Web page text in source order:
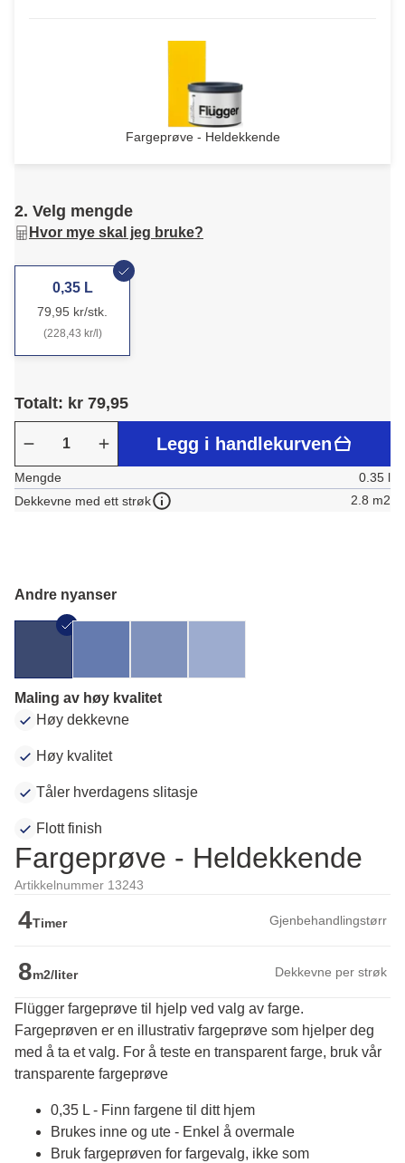
Fargeprøve - Heldekkende
2. Velg mengde
Hvor mye skal jeg bruke?
0,35 L
79,95 kr/stk.
(228,43 kr/l)
Totalt: kr 79,95
Legg i handlekurven
Mengde
0.35 l
Dekkevne med ett strøk
2.8 m2
Andre nyanser
Maling av høy kvalitet
Høy dekkevne
Høy kvalitet
Tåler hverdagens slitasje
Flott finish
Fargeprøve - Heldekkende
Artikkelnummer 13243
4Timer Gjenbehandlingstørr
8m2/liter Dekkevne per strøk
Flügger fargeprøve til hjelp ved valg av farge.
Fargeprøven er en illustrativ fargeprøve som hjelper deg
med å ta et valg. For å teste en transparent farge, bruk vår
transparente fargeprøve
0,35 L - Finn fargene til ditt hjem
Brukes inne og ute - Enkel å overmale
Bruk fargeprøven for fargevalg, ikke som